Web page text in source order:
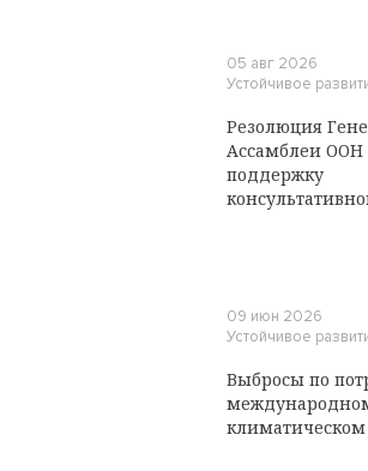
05 авг 2026
Устойчивое
Резолюция
Ассамблеи ООН
поддержку
09 июн 2026
Устойчивое
Выбросы по
климатическом